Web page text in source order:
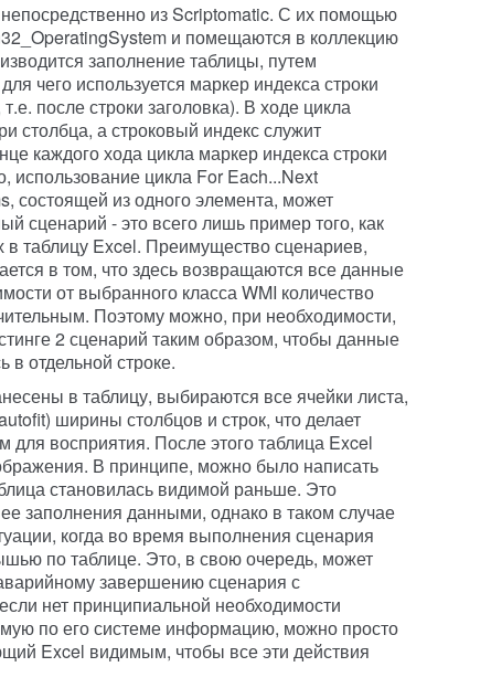
из Scriptomatic. С их помощью
и помещаются в коллекцию
заполнение таблицы, путем
чего используется маркер индекса строки
после строки заголовка). В ходе цикла
столбца, а строковый индекс служит
каждого хода цикла маркер индекса строки
использование цикла For Each...Next
состоящей из одного элемента, может
сценарий - это всего лишь пример того, как
таблицу Excel. Преимущество сценариев,
в том, что здесь возвращаются все данные
от выбранного класса WMI количество
Поэтому можно, при необходимости,
2 сценарий таким образом, чтобы данные
отдельной строке.
в таблицу, выбираются все ячейки листа,
ширины столбцов и строк, что делает
восприятия. После этого таблица Excel
В принципе, можно было написать
становилась видимой раньше. Это
заполнения данными, однако в таком случае
когда во время выполнения сценария
по таблице. Это, в свою очередь, может
завершению сценария с
нет принципиальной необходимости
по его системе информацию, можно просто
Excel видимым, чтобы все эти действия